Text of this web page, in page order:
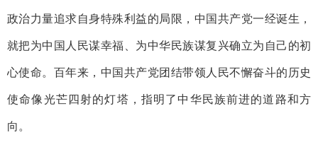
政治力量追求自身特殊利益的局限，中国共产党一经诞生，
就把为中国人民谋幸福、为中华民族谋复兴确立为自己的初
心使命。百年来，中国共产党团结带领人民不懈奋斗的历史
使命像光芒四射的灯塔，指明了中华民族前进的道路和方
向。